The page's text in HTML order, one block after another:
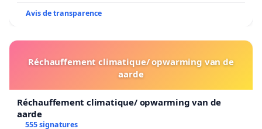
Avis de transparence
Réchauffement climatique/ opwarming van de
aarde
Réchauffement climatique/ opwarming van de
aarde
555 signatures